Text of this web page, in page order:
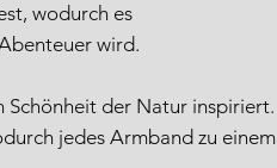
wodurch es
wird.
Schönheit der Natur inspiriert.
jedes Armband zu einem